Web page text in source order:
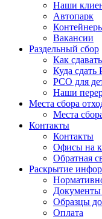
Наши
Автопарк
Вакансии
Раздельный сбор
Как
Куда
РСО для
Наши
Места сбора
Места
Контакты
Контакты
Офисы на
Обратная
Раскрытие
Образцы
Оплата